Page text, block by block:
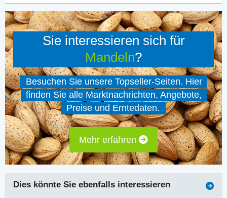
Sie interessieren sich für
Mandeln?
Besuchen Sie unsere Topseller-Seiten. Hier
finden Sie alle Marktnachrichten, Angebote,
Preise und Erntedaten.
Mehr erfahren
Dies könnte Sie ebenfalls interessieren